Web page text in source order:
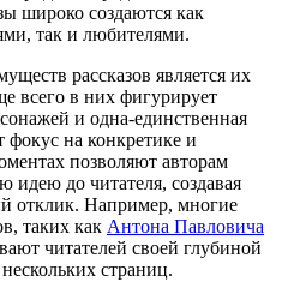
широко создаются как
так и любителями.
рассказов является их
всего в них фигурирует
и одна-единственная
на конкретике и
позволяют авторам
идею до читателя, создавая
отклик. Например, многие
таких как Антона Павловича
читателей своей глубиной
страниц.